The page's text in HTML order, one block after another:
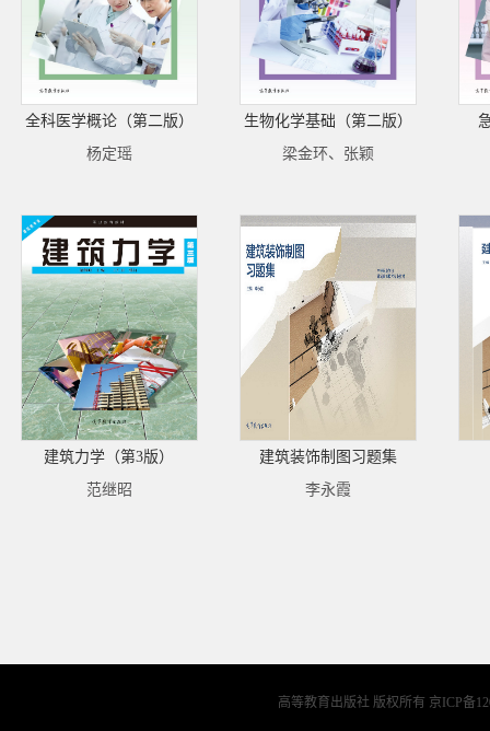
全科医学概论（第二版）
杨定瑶
生物化学基础（第二版）
梁金环、张颖
建筑力学（第3版）
范继昭
建筑装饰制图习题集
李永霞
高等教育出版社 版权所有 京ICP备